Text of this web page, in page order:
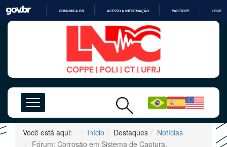
IR
PARA
O
CONTEÚDO
COMUNICA BR ACESSO À INFORMAÇÃO PARTICIPE
Você está aqui: Início Destaques
Notícias
Fórum: Corrosão em Sistema de Captura,